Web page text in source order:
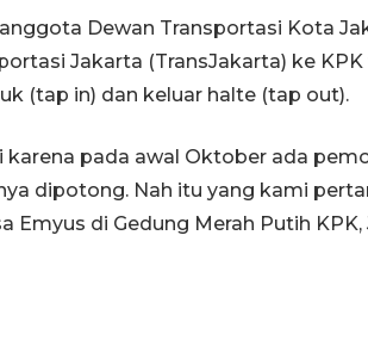
Dewan Transportasi Kota
Jakarta (TransJakarta) ke
(tap in) dan keluar halte (tap out).
karena pada awal Oktober ada
dipotong. Nah itu yang kami
Emyus di Gedung Merah Putih KPK,